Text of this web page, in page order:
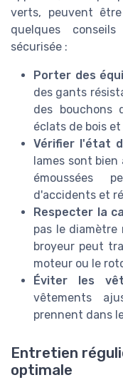
verts, peuvent
quelques
sécurisée :
Porter des
des gants
des bouchons
éclats de bois
Vérifier l'état
lames sont
émoussées
d'accidents et
Respecter la
pas le diamètre
broyeur peut
moteur ou le
Éviter les
vêtements
prennent dans
Entretien
optimale